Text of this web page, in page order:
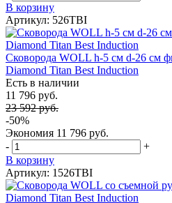
В корзину
Артикул: 526TBI
Сковорода WOLL h-5 см d-26 см
Diamond Titan Best Induction
Есть в наличии
11 796 руб.
23 592 руб.
-50%
Экономия 11 796 руб.
-
+
В корзину
Артикул: 1526TBI